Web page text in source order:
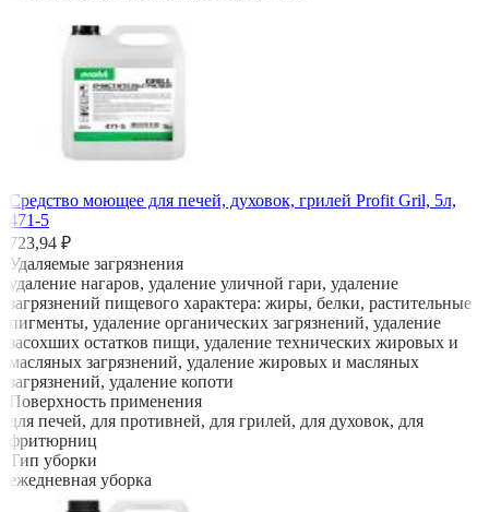
Средство моющее для печей, духовок, грилей Profit Gril, 5л,
471-5
723,94 ₽
Удаляемые загрязнения
удаление нагаров, удаление уличной гари, удаление
загрязнений пищевого характера: жиры, белки, растительные
пигменты, удаление органических загрязнений, удаление
засохших остатков пищи, удаление технических жировых и
масляных загрязнений, удаление жировых и масляных
загрязнений, удаление копоти
Поверхность применения
для печей, для противней, для грилей, для духовок, для
фритюрниц
Тип уборки
ежедневная уборка